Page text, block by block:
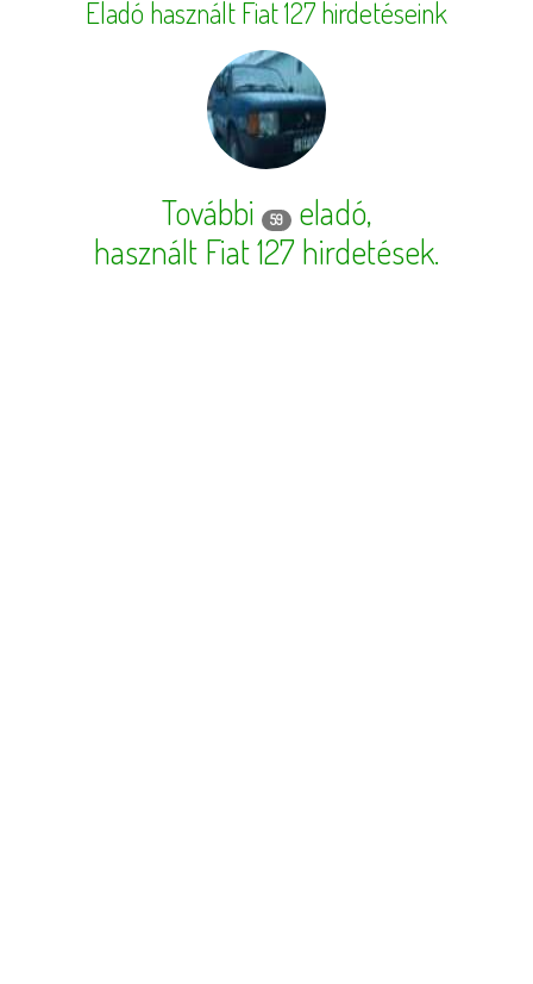
Eladó használt Fiat 127 hirdetéseink
További 59 eladó,
használt Fiat 127 hirdetések.